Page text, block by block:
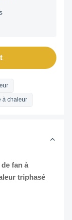
à chaleur
fan à
triphasé